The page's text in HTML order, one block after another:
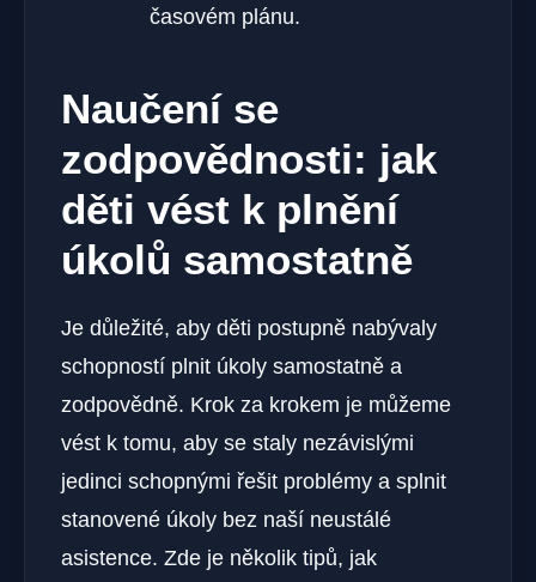
časovém plánu.
Naučení se
zodpovědnosti: jak
děti vést k plnění
úkolů samostatně
Je důležité, aby děti postupně nabývaly
schopností plnit úkoly samostatně a
zodpovědně. Krok za krokem je můžeme
vést k tomu, aby se staly nezávislými
jedinci schopnými řešit problémy a splnit
stanovené úkoly bez naší neustálé
asistence. Zde je několik tipů, jak